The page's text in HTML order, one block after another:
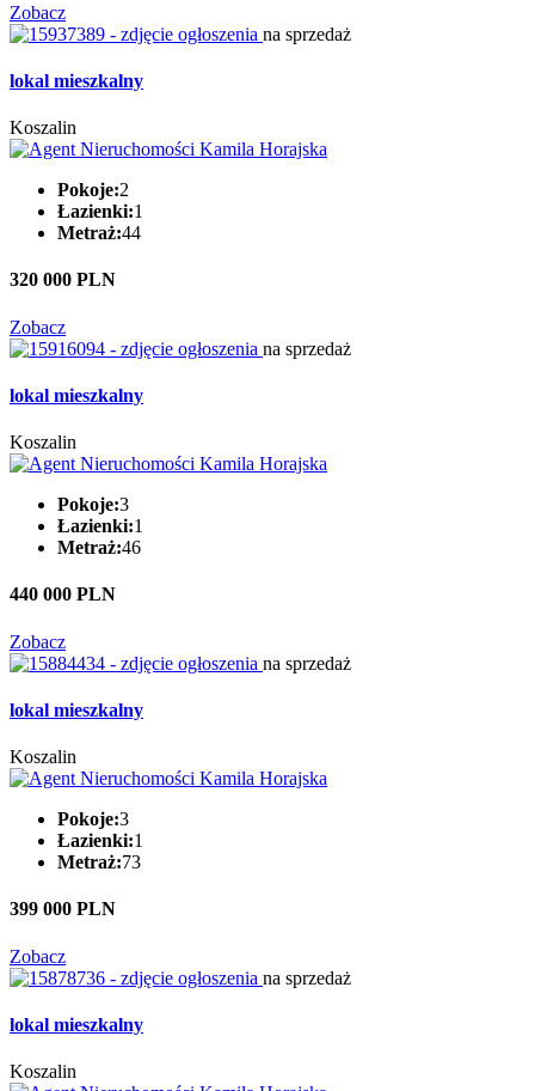
Zobacz
na sprzedaż
lokal mieszkalny
Koszalin
Pokoje:2
Łazienki:1
Metraż:44
320 000 PLN
Zobacz
na sprzedaż
lokal mieszkalny
Koszalin
Pokoje:3
Łazienki:1
Metraż:46
440 000 PLN
Zobacz
na sprzedaż
lokal mieszkalny
Koszalin
Pokoje:3
Łazienki:1
Metraż:73
399 000 PLN
Zobacz
na sprzedaż
lokal mieszkalny
Koszalin